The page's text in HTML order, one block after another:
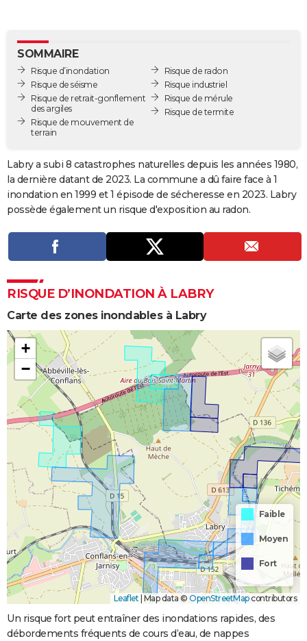
GUIDES D'ACHAT
BONS PLANS
CARTE DE VOEUX
Carte de Noël
Carte Bonne année
Carte Saint-Valentin
Carte Pâques
Carte d'anniversaire
DICTIONNAIRE
COPAINS D'AVANT
S'inscrire
Se connecter
Lycées
Collèges
Primaires
Universités
Entreprises
Service militaire
Avis de recherche
AVIS DE DÉCÈS
Bricolage
Lifestyle
Culture
Sport
Auto
Television
Voyage
Cinema
SOMMAIRE
Risque d’inondation
Risque de séisme
Risque de retrait-gonflement
des argiles
Risque de mouvement de
terrain
Risque de radon
Risque industriel
Risque de mérule
Risque de termite
Labry a subi 8 catastrophes naturelles depuis les années 1980,
la dernière datant de 2023. La commune a dû faire face à 1
inondation en 1999 et 1 épisode de sécheresse en 2023. Labry
possède également un risque d'exposition au radon.
RISQUE D’INONDATION À LABRY
Carte des zones inondables à Labry
+
−
Faible
Moyen
Fort
Leaflet |Map data ©OpenStreetMapcontributors
Un risque fort peut entraîner des inondations rapides, des
débordements fréquents de cours d’eau, de nappes